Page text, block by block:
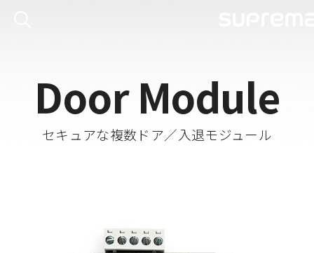
Door Module
セキュアな複数ドア／入退モジュール